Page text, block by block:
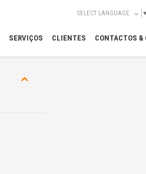
SELECT LANGUAGE
SERVIÇOS CLIENTES CONTACTOS &